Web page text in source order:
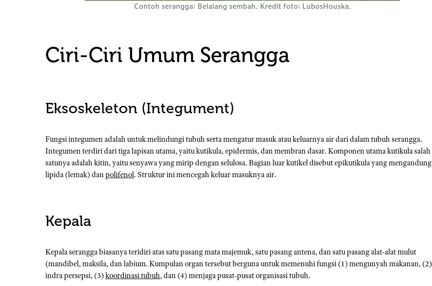
Contoh serangga: Belalang sembah. Kredit foto: LubosHouska.
Ciri-Ciri Umum Serangga
Eksoskeleton (Integument)
Fungsi integumen adalah untuk melindungi tubuh serta mengatur masuk atau keluarnya air dari dalam tubuh serangga.
Integumen terdiri dari tiga lapisan utama, yaitu kutikula, epidermis, dan membran dasar. Komponen utama kutikula salah
satunya adalah kitin, yaitu senyawa yang mirip dengan selulosa. Bagian luar kutikel disebut epikutikula yang mengandung
lipida (lemak) danpolifenol. Struktur ini mencegah keluar masuknya air.
Kepala
Kepala serangga biasanya teridiri atas satu pasang mata majemuk, satu pasang antena, dan satu pasang alat-alat mulut
(mandibel, maksila, dan labium. Kumpulan organ tersebut berguna untuk memenuhi fungsi (1) mengunyah makanan, (2)
indra persepsi, (3) koordinasi tubuh, dan (4) menjaga pusat-pusat organisasi tubuh.